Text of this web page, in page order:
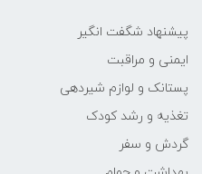
پیشنهاد شگفت انگیر
ایمنی و مراقبت
پستانک و لوازم شیردهی
تغذیه و رشد کودک
گردش و سفر